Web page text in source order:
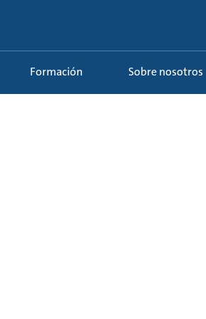
Formación Sobre nosotros